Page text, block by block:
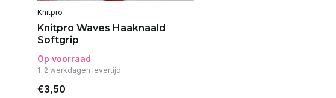
Knitpro
Knitpro Waves Haaknaald
Softgrip
Op voorraad
1-2 werkdagen levertijd
€3,50